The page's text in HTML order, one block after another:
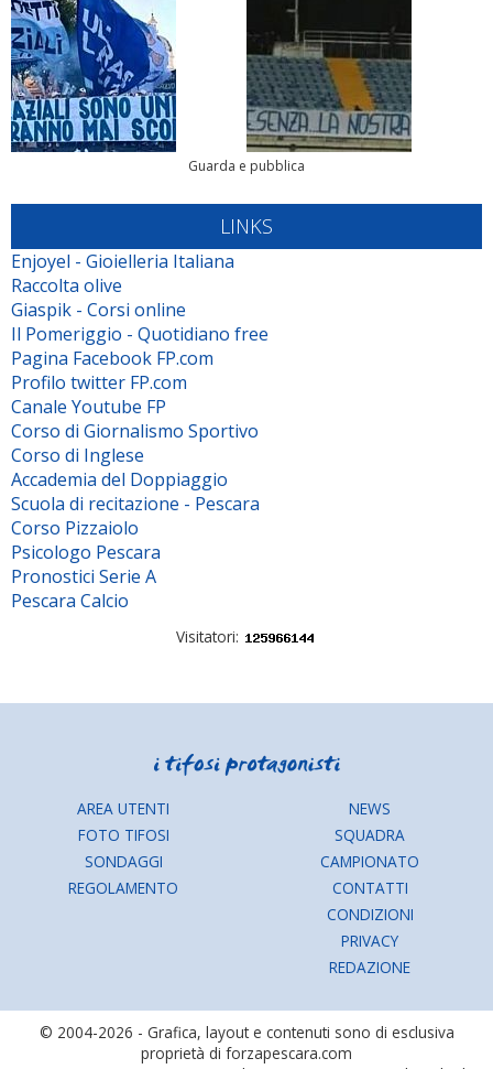
Guarda e pubblica
LINKS
Enjoyel - Gioielleria Italiana
Raccolta olive
Giaspik - Corsi online
Il Pomeriggio - Quotidiano free
Pagina Facebook FP.com
Profilo twitter FP.com
Canale Youtube FP
Corso di Giornalismo Sportivo
Corso di Inglese
Accademia del Doppiaggio
Scuola di recitazione - Pescara
Corso Pizzaiolo
Psicologo Pescara
Pronostici Serie A
Pescara Calcio
Visitatori:
AREA UTENTI
FOTO TIFOSI
SONDAGGI
REGOLAMENTO
NEWS
SQUADRA
CAMPIONATO
CONTATTI
CONDIZIONI
PRIVACY
REDAZIONE
© 2004-2026 - Grafica, layout e contenuti sono di esclusiva
proprietà di forzapescara.com